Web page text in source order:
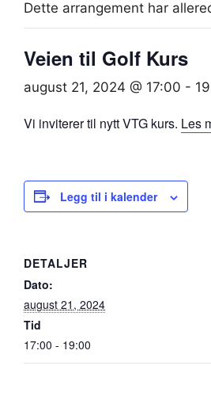
Dette arrangement har
Veien til Golf Kurs
august 21, 2024 @ 17:00 -
Vi inviterer til nytt VTG kurs. Les
Legg til i kalender
DETALJER
Dato:
august 21, 2024
Tid
17:00 - 19:00